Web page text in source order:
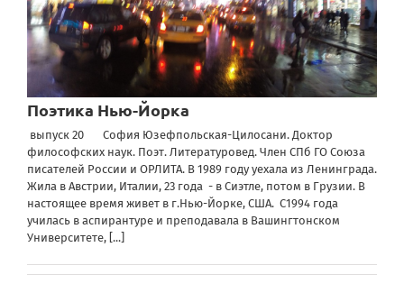
Поэтика Нью-Йорка
выпуск 20 София Юзефпольская-Цилосани. Доктор
философских наук. Поэт. Литературовед. Член СПб ГО Союза
писателей России и ОРЛИТА. В 1989 году уехала из Ленинграда.
Жила в Австрии, Италии, 23 года - в Сиэтле, потом в Грузии. В
настоящее время живет в г.Нью-Йорке, США. С1994 года
училась в аспирантуре и преподавала в Вашингтонском
Университете, [...]